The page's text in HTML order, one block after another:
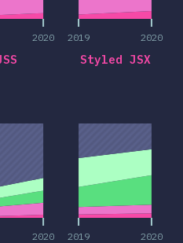
2020 2019 2020
Styled JSX
2020 2019 2020